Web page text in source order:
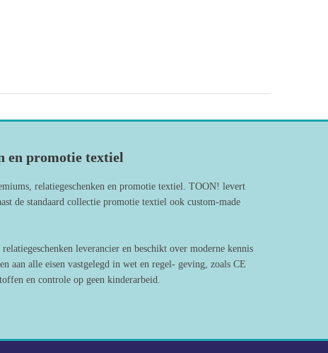
en promotie textiel
relatiegeschenken en promotie textiel. TOON! levert
de standaard collectie promotie textiel ook custom-made
leverancier en beschikt over moderne kennis
aan alle eisen vastgelegd in wet en regel- geving, zoals CE
en controle op geen kinderarbeid.